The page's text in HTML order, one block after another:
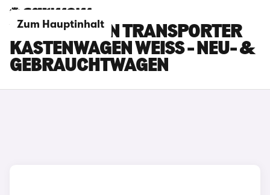
Zum Hauptinhalt
VOLKSWAGEN TRANSPORTER
KASTENWAGEN WEISS - NEU- & G
EBRAUCHTWAGEN